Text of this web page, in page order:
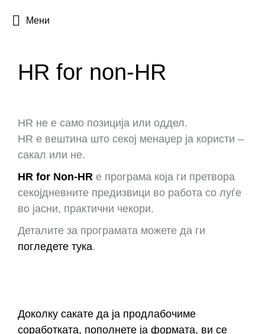
Мени
HR for non-HR
HR не е само позиција или оддел.
HR е вештина што секој менаџер ја користи –
сакал или не.
HR for Non-HR е програма која ги претвора
секојдневните предизвици во работа со луѓе
во јасни, практични чекори.
Деталите за програмата можете да ги
погледете тука.
Доколку сакате да ја продлабочиме
соработката, пополнете ја формата, ви се